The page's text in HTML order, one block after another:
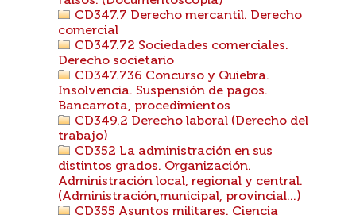
CD347.7 Derecho mercantil. Derecho
comercial
CD347.72 Sociedades comerciales.
Derecho societario
CD347.736 Concurso y Quiebra.
Insolvencia. Suspensión de pagos.
Bancarrota, procedimientos
CD349.2 Derecho laboral (Derecho del
trabajo)
CD352 La administración en sus
distintos grados. Organización.
Administración local, regional y central.
(Administración,municipal, provincial...)
CD355 Asuntos militares. Ciencia